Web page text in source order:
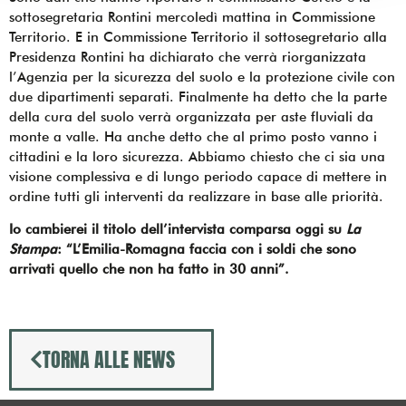
sottosegretaria Rontini mercoledì mattina in Commissione
Territorio. E in Commissione Territorio il sottosegretario alla
Presidenza Rontini ha dichiarato che verrà riorganizzata
l’Agenzia per la sicurezza del suolo e la protezione civile con
due dipartimenti separati. Finalmente ha detto che la parte
della cura del suolo verrà organizzata per aste fluviali da
monte a valle. Ha anche detto che al primo posto vanno i
cittadini e la loro sicurezza. Abbiamo chiesto che ci sia una
visione complessiva e di lungo periodo capace di mettere in
ordine tutti gli interventi da realizzare in base alle priorità.
Io cambierei il titolo dell’intervista comparsa oggi su La
Stampa: “L’Emilia-Romagna faccia con i soldi che sono
arrivati quello che non ha fatto in 30 anni”.
TORNA ALLE NEWS